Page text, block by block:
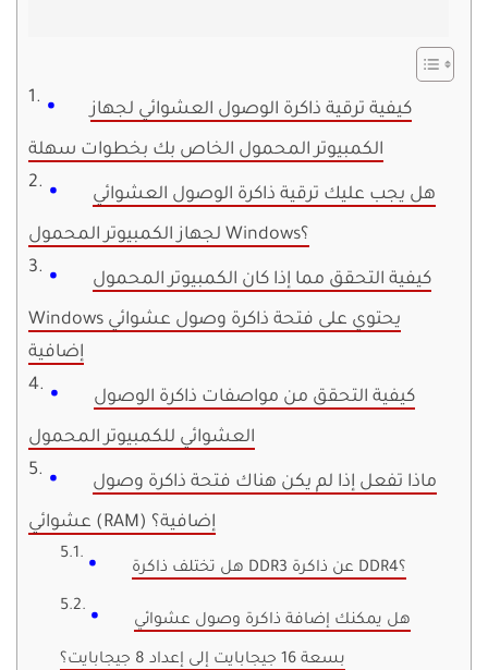
كيفية ترقية ذاكرة الوصول العشوائي لجهاز
الكمبيوتر المحمول الخاص بك بخطوات سهلة
هل يجب عليك ترقية ذاكرة الوصول العشوائي
لجهاز الكمبيوتر المحمول Windows؟
كيفية التحقق مما إذا كان الكمبيوتر المحمول
Windows يحتوي على فتحة ذاكرة وصول عشوائي
إضافية
كيفية التحقق من مواصفات ذاكرة الوصول
العشوائي للكمبيوتر المحمول
ماذا تفعل إذا لم يكن هناك فتحة ذاكرة وصول
عشوائي (RAM) إضافية؟
هل تختلف ذاكرة DDR3 عن ذاكرة DDR4؟
هل يمكنك إضافة ذاكرة وصول عشوائي
بسعة 16 جيجابايت إلى إعداد 8 جيجابايت؟